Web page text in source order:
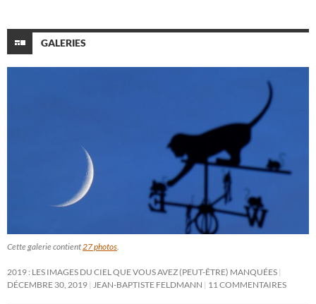
GALERIES
Cette galerie contient 27 photos
2019 : LES IMAGES DU CIEL QUE VOUS AVEZ (PEUT-ÊTRE) MANQUÉES
DÉCEMBRE 30, 2019
JEAN-BAPTISTE FELDMANN 11 COMMENTAIRES